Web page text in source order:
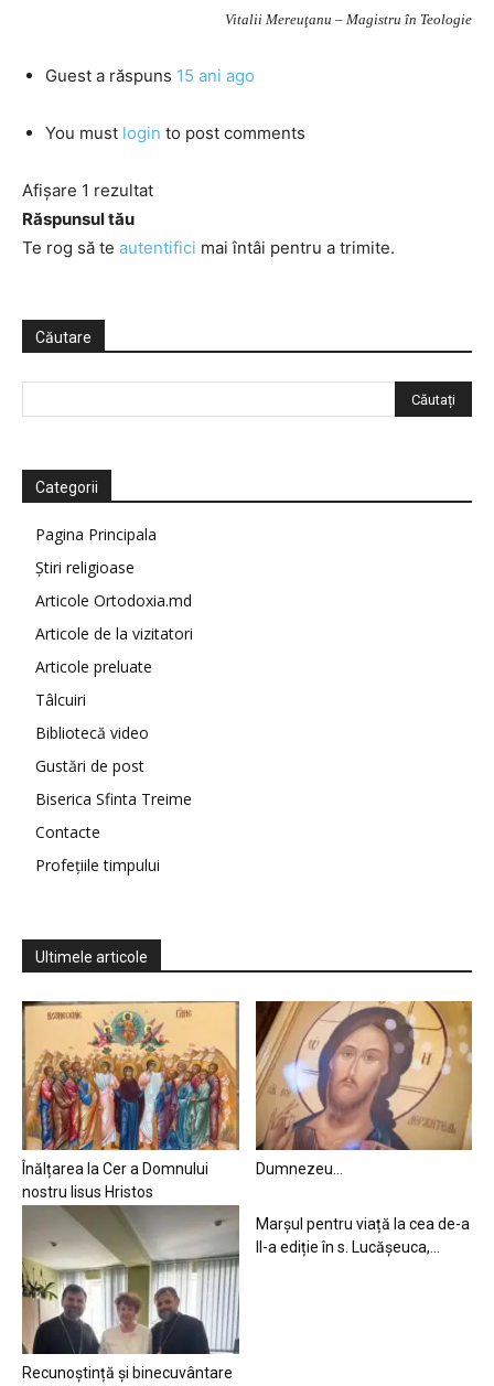
Vitalii Mereuţanu – Magistru în Teologie
Guest a răspuns 15 ani ago
You must login to post comments
Afișare 1 rezultat
Răspunsul tău
Te rog să te autentifici mai întâi pentru a trimite.
Căutare
Categorii
Pagina Principala
Știri religioase
Articole Ortodoxia.md
Articole de la vizitatori
Articole preluate
Tâlcuiri
Bibliotecă video
Gustări de post
Biserica Sfinta Treime
Contacte
Profețiile timpului
Ultimele articole
Înălțarea la Cer a Domnului
nostru Iisus Hristos
Dumnezeu…
Recunoștință și binecuvântare
Marșul pentru viață la cea de-a
II-a ediție în s. Lucășeuca,...